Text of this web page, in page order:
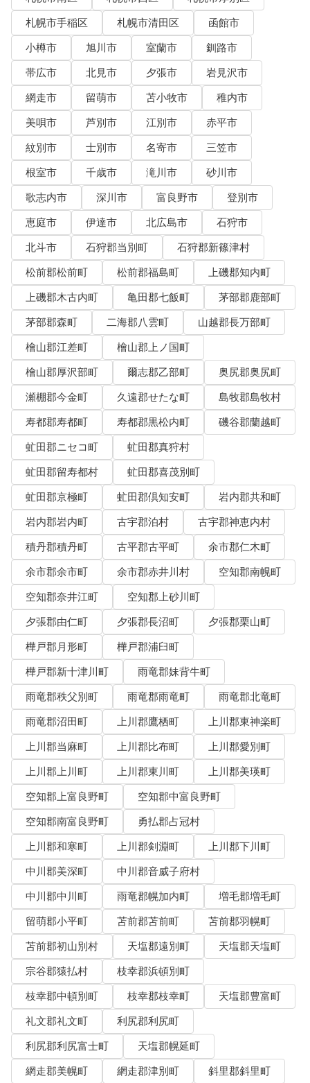
札幌市手稲区
札幌市清田区
函館市
小樽市
旭川市 室蘭市
釧路市
帯広市
北見市 夕張市
岩見沢市
網走市
留萌市 苫小牧市
稚内市
美唄市
芦別市 江別市
赤平市
紋別市
士別市 名寄市
三笠市
根室市
千歳市 滝川市
砂川市
歌志内市
深川市 富良野市
登別市
恵庭市
伊達市 北広島市
石狩市
北斗市
石狩郡当別町
石狩郡新篠津村
松前郡松前町
松前郡福島町
上磯郡知内町
上磯郡木古内町
亀田郡七飯町
茅部郡鹿部町
茅部郡森町
二海郡八雲町
山越郡長万部町
檜山郡江差町
檜山郡上ノ国町
檜山郡厚沢部町
爾志郡乙部町
奥尻郡奥尻町
瀬棚郡今金町
久遠郡せたな町
島牧郡島牧村
寿都郡寿都町
寿都郡黒松内町
磯谷郡蘭越町
虻田郡ニセコ町
虻田郡真狩村
虻田郡留寿都村
虻田郡喜茂別町
虻田郡京極町
虻田郡倶知安町
岩内郡共和町
岩内郡岩内町
古宇郡泊村
古宇郡神恵内村
積丹郡積丹町
古平郡古平町
余市郡仁木町
余市郡余市町
余市郡赤井川村
空知郡南幌町
空知郡奈井江町
空知郡上砂川町
夕張郡由仁町
夕張郡長沼町
夕張郡栗山町
樺戸郡月形町
樺戸郡浦臼町
樺戸郡新十津川町
雨竜郡妹背牛町
雨竜郡秩父別町
雨竜郡雨竜町
雨竜郡北竜町
雨竜郡沼田町
上川郡鷹栖町
上川郡東神楽町
上川郡当麻町
上川郡比布町
上川郡愛別町
上川郡上川町
上川郡東川町
上川郡美瑛町
空知郡上富良野町
空知郡中富良野町
空知郡南富良野町
勇払郡占冠村
上川郡和寒町
上川郡剣淵町
上川郡下川町
中川郡美深町
中川郡音威子府村
中川郡中川町
雨竜郡幌加内町
増毛郡増毛町
留萌郡小平町
苫前郡苫前町
苫前郡羽幌町
苫前郡初山別村
天塩郡遠別町
天塩郡天塩町
宗谷郡猿払村
枝幸郡浜頓別町
枝幸郡中頓別町
枝幸郡枝幸町
天塩郡豊富町
礼文郡礼文町
利尻郡利尻町
利尻郡利尻富士町
天塩郡幌延町
網走郡美幌町
網走郡津別町
斜里郡斜里町